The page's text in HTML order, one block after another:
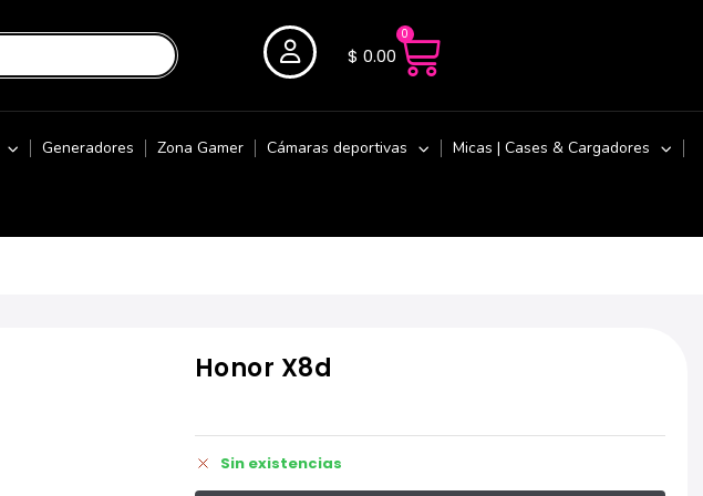
$ 0.00
0
Generadores Zona Gamer Cámaras deportivas Micas | Cases & Cargadores
Honor X8d
Sin existencias